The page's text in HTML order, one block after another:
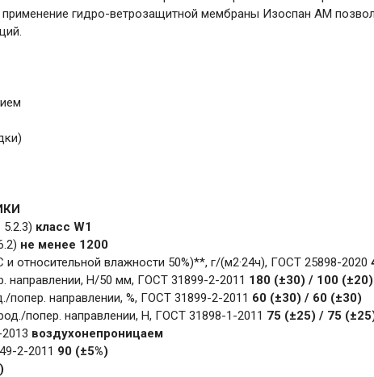
гидро-ветрозащитной мембраны Изоспан AМ
класс W1
не менее 1200
относительной влажности 50%)**, г/(м2·24ч), ГОСТ 25898-2020
направлении, Н/50 мм, ГОСТ 31899-2-2011 180 (±30) / 100 (±20)
попер. направлении, %, ГОСТ 31899-2-2011 60 (±30) / 60 (±30)
попер. направлении, Н, ГОСТ 31898-1-2011 75 (±25) / 75
воздухонепроницаем
2-2011 90 (±5%)